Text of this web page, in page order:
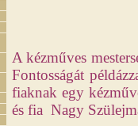
A kézműves
Fontosságát
fiaknak egy
és fia Nagy